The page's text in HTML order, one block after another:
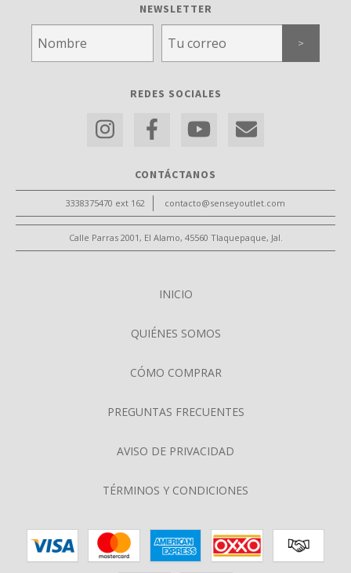
NEWSLETTER
REDES SOCIALES
CONTÁCTANOS
3338375470 ext 162 contacto@senseyoutlet.com
Calle Parras 2001, El Alamo, 45560 Tlaquepaque, Jal.
INICIO
QUIÉNES SOMOS
CÓMO COMPRAR
PREGUNTAS FRECUENTES
AVISO DE PRIVACIDAD
TÉRMINOS Y CONDICIONES